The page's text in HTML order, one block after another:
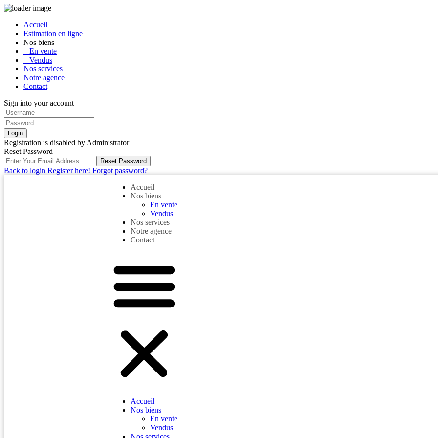
Accueil
Estimation en ligne
Nos biens
– En vente
– Vendus
Nos services
Notre agence
Contact
Sign into your account
Login
Registration is disabled by Administrator
Reset Password
Reset Password
Back to login Register here! Forgot password?
Accueil
Nos biens
En vente
Vendus
Nos services
Notre agence
Contact
Accueil
Nos biens
En vente
Vendus
Nos services